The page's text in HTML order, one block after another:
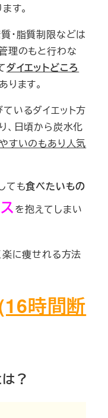
す。
・脂質制限などは
理のもと行わな
ダイエットどころ
ります。
いるダイエット方
、日頃から炭水化
すいのもあり人気
ても食べたいもの
を抱えてしまい
楽に痩せれる方法
時間断
？